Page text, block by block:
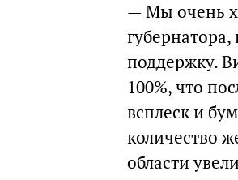
— Мы очень
поддержку.
100%, что
всплеск и
количество
области